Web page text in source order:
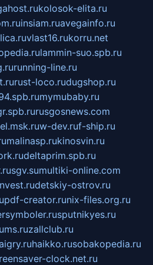
kolosok-elita.ru
insiam.ruavegainfo.ru
vlast16.rukorru.net
lammin-suo.spb.ru
running-line.ru
rust-loco.rudugshop.ru
mymubaby.ru
rusgosnews.com
w-dev.ruf-ship.ru
malinasp.rukinosvin.ru
deltaprim.spb.ru
sgv.sumultiki-online.com
detskiy-ostrov.ru
pdf-creator.runix-files.org.ru
sputnikyes.ru
zallclub.ru
haikko.rusobakopedia.ru
clock.net.ru